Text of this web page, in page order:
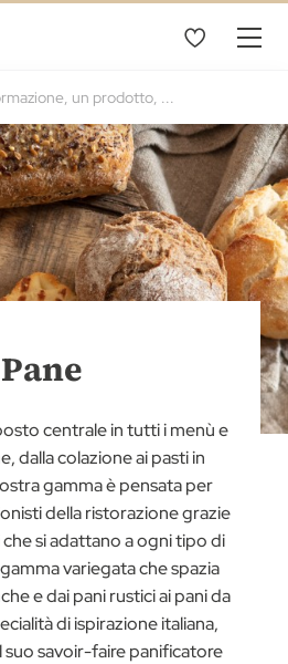
Pane
centrale in tutti i menù e
dalla colazione ai pasti in
gamma è pensata per
della ristorazione grazie
si adattano a ogni tipo di
variegata che spazia
e dai pani rustici ai pani da
di ispirazione italiana,
suo savoir-faire panificatore